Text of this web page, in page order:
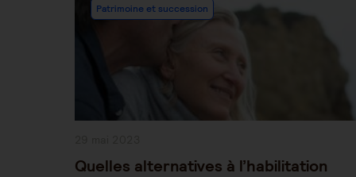
Patrimoine et succession
Quelles alternatives à l’habilitation